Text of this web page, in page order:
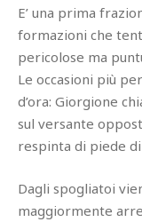
E’ una prima
formazioni che
pericolose ma
Le occasioni più
d’ora: Giorgione
sul versante
respinta di piede
Dagli spogliatoi
maggiormente